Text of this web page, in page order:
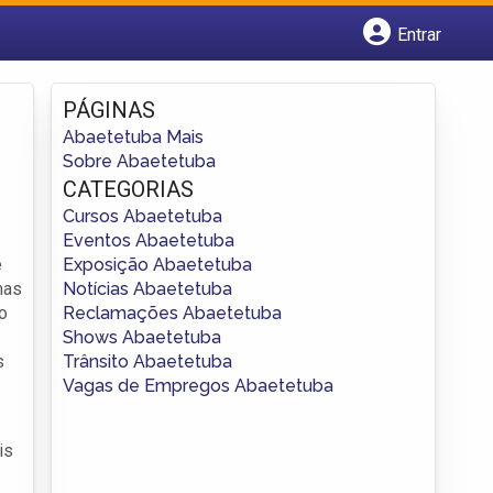
Entrar
Fazer login
Criar conta
PÁGINAS
Abaetetuba Mais
Sobre Abaetetuba
CATEGORIAS
Cursos Abaetetuba
Eventos Abaetetuba
Exposição Abaetetuba
Notícias Abaetetuba
Reclamações Abaetetuba
Shows Abaetetuba
Trânsito Abaetetuba
Vagas de Empregos Abaetetuba